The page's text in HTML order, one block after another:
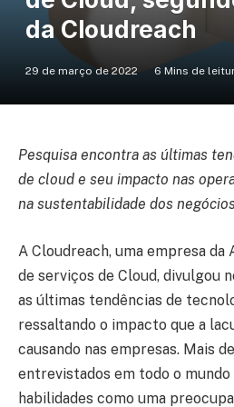
da Cloudreach
29 de março de 2022 6 Mins de
Pesquisa encontra as últimas
de cloud e seu impacto nas
na sustentabilidade dos negócios
A Cloudreach, uma empresa
de serviços de Cloud, divulgou
as últimas tendências de
ressaltando o impacto que a
causando nas empresas. Mais
entrevistados ​​em todo o mundo
habilidades como uma